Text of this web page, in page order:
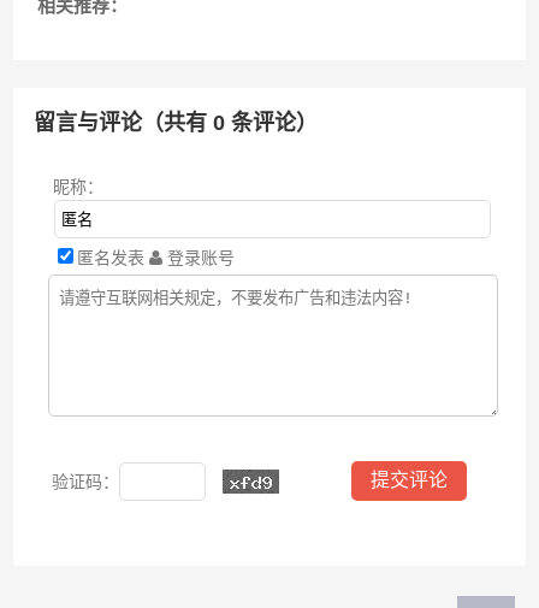
相关推荐：
留言与评论（共有0 条评论）
昵称：
匿名发表 登录账号
验证码：